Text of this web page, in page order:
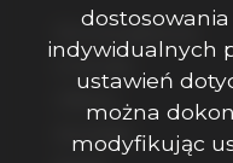
Strona główna
O firmie
Kontakt
indywidualnych
ustawień
można
modyfikując